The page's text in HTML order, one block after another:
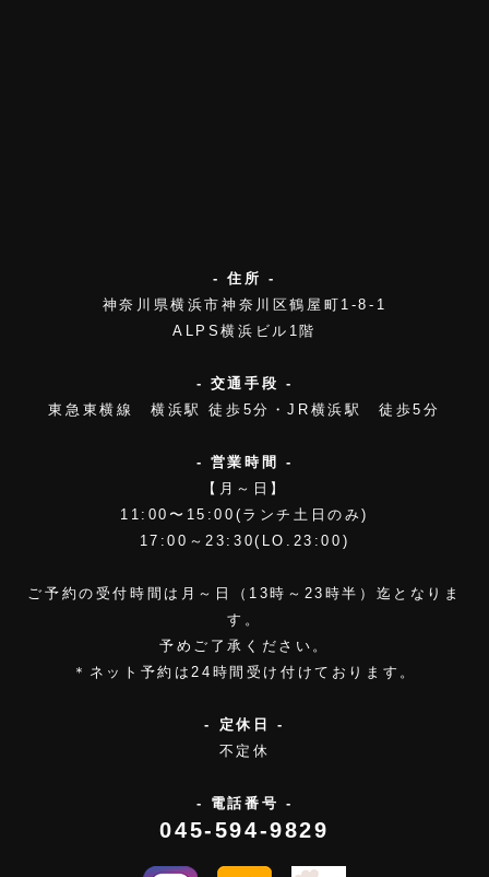
- 住所 -
神奈川県横浜市神奈川区鶴屋町1-8-1
ALPS横浜ビル1階
- 交通手段 -
東急東横線 横浜駅 徒歩5分・JR横浜駅 徒歩5分
- 営業時間 -
【月～日】
11:00〜15:00(ランチ土日のみ)
17:00～23:30(LO.23:00)
ご予約の受付時間は月～日（13時～23時半）迄となりま
す。
予めご了承ください。
＊ネット予約は24時間受け付けております。
- 定休日 -
不定休
- 電話番号 -
045-594-9829